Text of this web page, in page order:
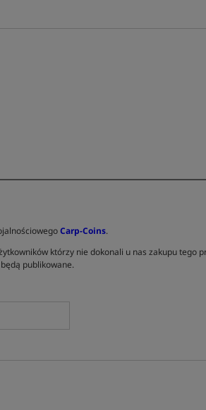
Carp-Coins.
którzy nie dokonali u nas zakupu tego
publikowane.